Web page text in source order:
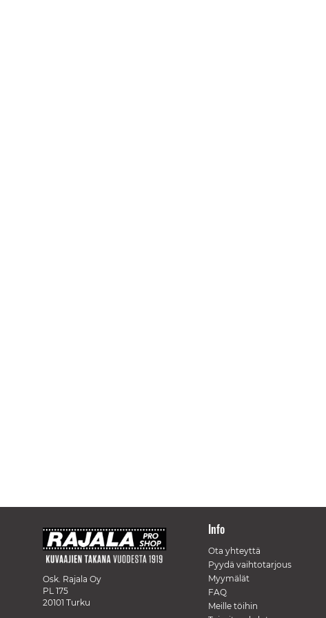
Osk. Rajala Oy
PL 175
20101 Turku
Info
Ota yhteyttä
Pyydä vaihtotarjous
Myymälät
FAQ
Meille töihin